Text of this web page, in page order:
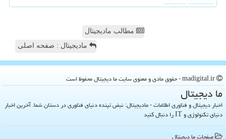
مطالب مادیجیتال
مادیجیتال : صفحه اصلی
ما دیجیتال
اخبار دیجیتال و فناوری اطلاعات - مادیجیتال: نبض تپنده دنیای فناوری در دستان شما. آخرین اخبار
دنیای تکنولوژی و IT را دنبال کنید
صفحات ما دیجیتال